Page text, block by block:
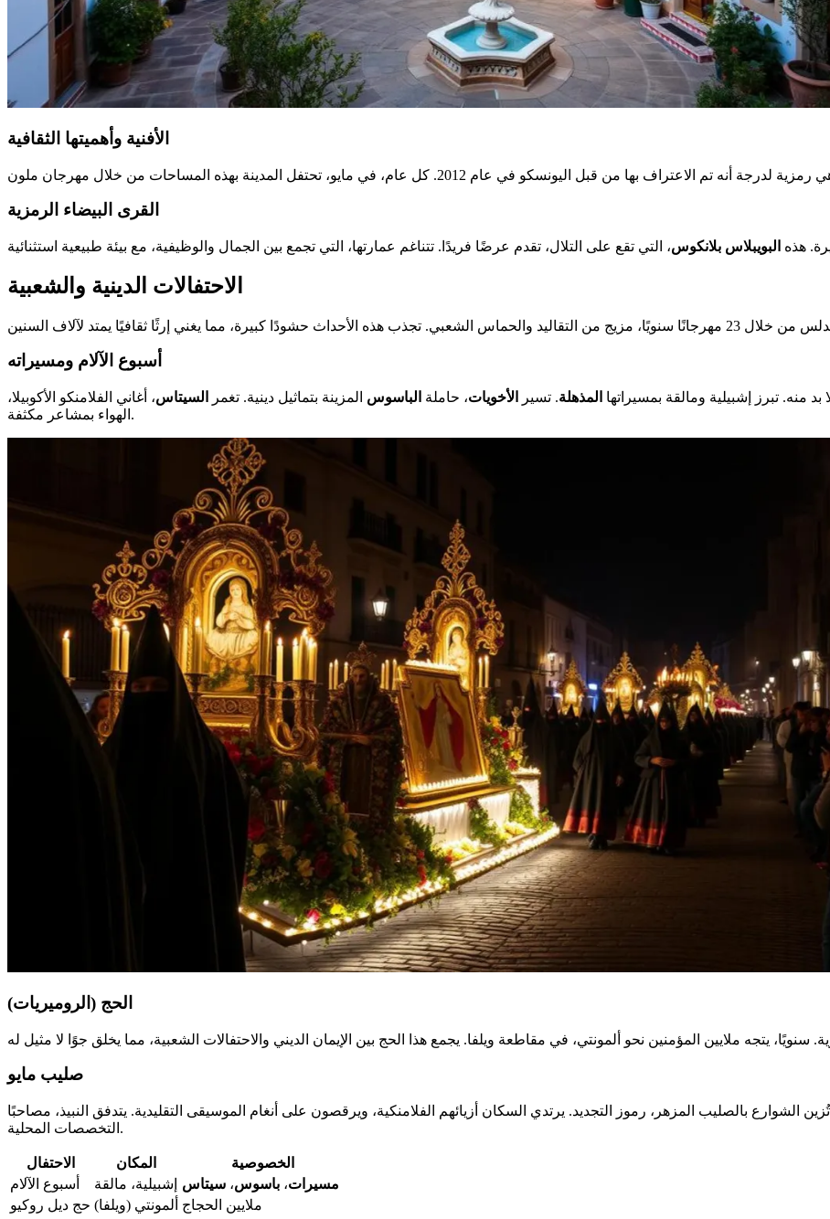
الأفنية وأهميتها الثقافية
القرى البيضاء الرمزية
هذه البويبلاس بلانكوس
الاحتفالات الدينية والشعبية
أسبوع الآلام ومسيراته
منه. تبرز إشبيلية ومالقة بمسيراتها المذهلة. تسير الأخويات، حاملة الباسوس المزينة بتماثيل دينية. تغمر السيتاس، أغاني الفلامنكو الأكوبيلا،
الهواء بمشاعر مكثفة.
الحج (الروميريات)
صليب مايو
الشوارع بالصليب المزهر، رموز التجديد. يرتدي السكان أزيائهم الفلامنكية، ويرقصون على أنغام الموسيقى التقليدية. يتدفق النبيذ، مصاحبًا
التخصصات المحلية.
الاحتفال المكان
الخصوصية
أسبوع الآلام
إشبيلية، مالقة مسيرات، باسوس، سيتاس
حج ديل روكيو ألمونتي (ويلفا) ملايين الحجاج